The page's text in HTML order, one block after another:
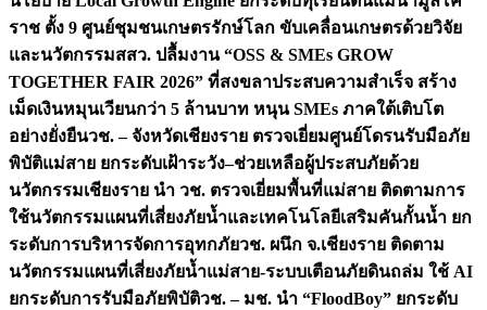
ราช ตั้ง 9 ศูนย์ชุมชนเกษตรรักษ์โลก ขับเคลื่อนเกษตรด้วยวิจัย
และนวัตกรรมสสว. ปลื้มงาน “OSS & SMEs GROW
TOGETHER FAIR 2026” ที่สงขลาประสบความสำเร็จ สร้าง
เม็ดเงินหมุนเวียนกว่า 5 ล้านบาท หนุน SMEs ภาคใต้เติบโต
อย่างยั่งยืนวช. – จังหวัดเชียงราย ตรวจเยี่ยมศูนย์โดรนรับมือภัย
พิบัติแม่สาย ยกระดับเฝ้าระวัง–ช่วยเหลือผู้ประสบภัยด้วย
นวัตกรรมเชียงราย นำ วช. ตรวจเยี่ยมพื้นที่แม่สาย ติดตามการ
ใช้นวัตกรรมแผนที่เสี่ยงภัยน้ำและเทคโนโลยีเสริมคันกั้นน้ำ ยก
ระดับการบริหารจัดการอุทกภัยวช. ผนึก จ.เชียงราย ติดตาม
นวัตกรรมแผนที่เสี่ยงภัยน้ำแม่สาย-ระบบเตือนภัยดินถล่ม ใช้ AI
ยกระดับการรับมือภัยพิบัติวช. – มช. นำ “FloodBoy” ยกระดับ